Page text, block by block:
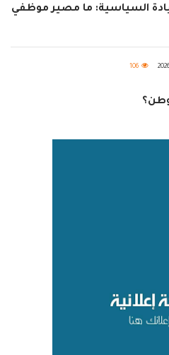
السياسية: ما مصير موظفي
106